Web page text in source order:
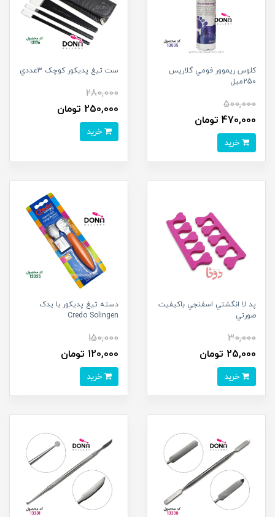
کلوس ريموور فومي گلاريس
250ميل
500,000
470,000 تومان
ست تيغ پديکور کوچک 3عددي
280,000
250,000 تومان
پد لا انگشتي اسفنجي باکيفيت
صورتي
30,000
25,000 تومان
دسته تيغ پديکور با يدک
Credo Solingen
150,000
120,000 تومان